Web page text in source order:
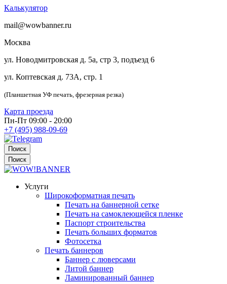
Калькулятор
mail@wowbanner.ru
Москва
ул. Новодмитровская д. 5а, стр 3, подъезд 6
ул. Коптевская д. 73А, стр. 1
(Планшетная УФ печать, фрезерная резка)
Карта проезда
Пн-Пт 09:00 - 20:00
+7 (495) 988-09-69
Поиск
Поиск
Услуги
Широкоформатная печать
Печать на баннерной сетке
Печать на самоклеющейся пленке
Паспорт строительства
Печать больших форматов
Фотосетка
Печать баннеров
Баннер с люверсами
Литой баннер
Ламинированный баннер